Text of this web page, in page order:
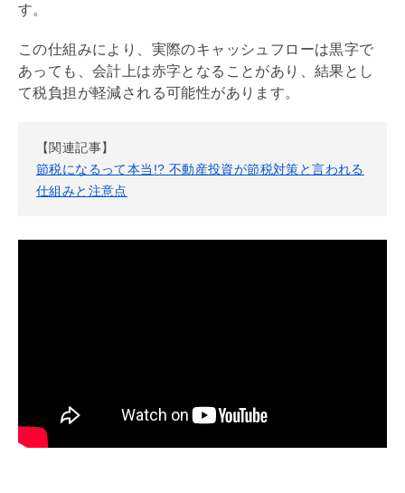
す。
この仕組みにより、実際のキャッシュフローは黒字で
あっても、会計上は赤字となることがあり、結果とし
て税負担が軽減される可能性があります。
【関連記事】
節税になるって本当!? 不動産投資が節税対策と言われる
仕組みと注意点